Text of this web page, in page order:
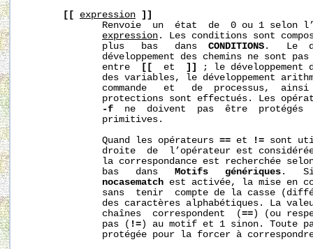
[[
expression
]]
Renvoie  un  état  de  0 ou 1 selon
expression . Les conditions sont
              plus   bas   dans
CONDITIONS .   Le
développement des chemins ne sont
              entre
[[
  et
]]
; le développement
des variables, le développement
commande   et   de  processus,
protections sont effectués. Les
-f
ne  doivent  pas  être  protégés
              primitives.
              Quand les opérateurs
== et != sont
droite  de  l’opérateur est
la correspondance est recherchée
              bas   dans
Motifs génériques .   Si
nocasematch est activée, la mise en
sans  tenir  compte de la casse
des caractères alphabétiques. La
              chaînes  correspondent  (
== ) (ou
              pas (
!= ) au motif et 1 sinon. Toute
protégée pour la forcer à